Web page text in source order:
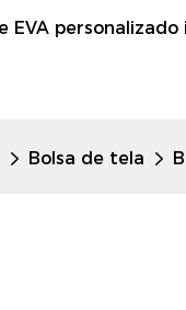
EVA
Bolsa de tela